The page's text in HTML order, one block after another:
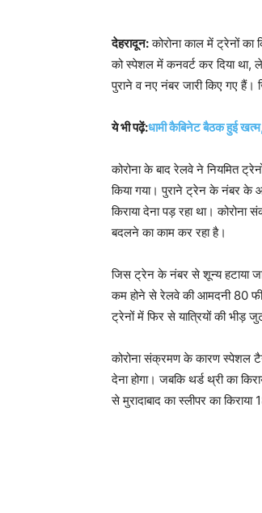
देहरादून:कोरोना काल में ट्रेनों का
को स्पेशल में कनवर्ट कर दिया था,
पुराने व नए नंबर जारी किए गए हैं।
ये भी पढ़ें:धामी कैबिनेट बैठक हुई
कोरोना के बाद रेलवे ने नियमित
किया गया। पुराने ट्रेन के नंबर के
किराया देना पड़ रहा था।
बदलने का काम कर रहा है।
जिस ट्रेन के नंबर से शून्य हटाया जा
कम होने से रेलवे की आमदनी 80
ट्रेनों में फिर से यात्रियों की भीड़
कोरोना संक्रमण के कारण स्पेशल
देना होगा। जबकि थर्ड थ्री का
से मुरादाबाद का स्लीपर का